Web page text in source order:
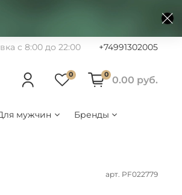
с 8:00 до 22:00 +74991302005
0 0 0.00 руб.
мужчин Бренды
арт. PF022779